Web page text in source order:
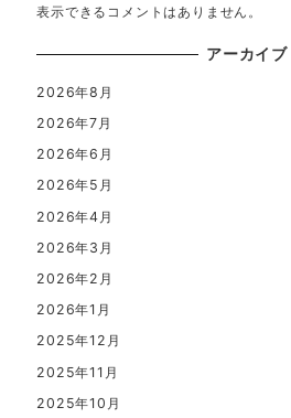
表示できるコメントはありません。
アーカイブ
2026年8月
2026年7月
2026年6月
2026年5月
2026年4月
2026年3月
2026年2月
2026年1月
2025年12月
2025年11月
2025年10月